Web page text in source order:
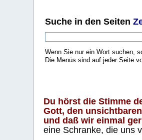
Suche in den Seiten
Wenn Sie nur ein Wort suchen,
Die Menüs sind auf jeder Seite
Du hörst die Stimme
Gott, den
und daß wir einmal
eine Schranke, die uns